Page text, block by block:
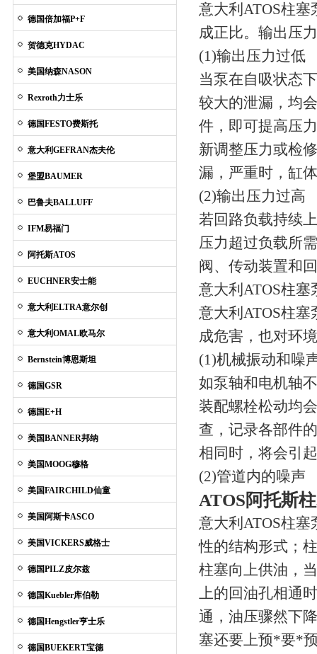
德国倍加福P+F
贺德克HYDAC
美国纳森NASON
Rexroth力士乐
德国FESTO费斯托
意大利GEFRAN杰夫伦
堡盟BAUMER
巴鲁夫BALLUFF
IFM易福门
阿托斯ATOS
EUCHNER安士能
意大利ELTRA意尔创
意大利OMAL欧马尔
Bernstein博恩斯坦
德国GSR
德国E+H
美国BANNER邦纳
美国MOOG穆格
美国FAIRCHILD仙童
美国阿斯卡ASCO
美国VICKERS威格士
德国PILZ皮尔兹
德国Kuebler库伯勒
德国Hengstler亨士乐
德国BUEKERT宝德
意大利ATOS柱
成正比。输出压
(1)输出压力过低
当泵在自吸状态
较大的泄漏，均
件，即可提高压
新调整压力或检
漏，严重时，缸
(2)输出压力过高
若回路负载持续
压力超过负载所
阀、传动装置和
意大利ATOS柱塞
意大利ATOS柱
成危害，也对环
(1)机械振动和噪
如泵轴和电机轴
装配螺栓松动均
查，记录各部件
相同时，将会引
(2)管道内的噪声
ATOS阿托斯
意大利ATOS柱
性的结构形式；
柱塞向上供油，
上的回油孔相通
通，油压骤然下
塞还要上预*要*